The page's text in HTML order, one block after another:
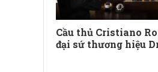
Cầu thủ Cristiano
đại sứ thương hiệu